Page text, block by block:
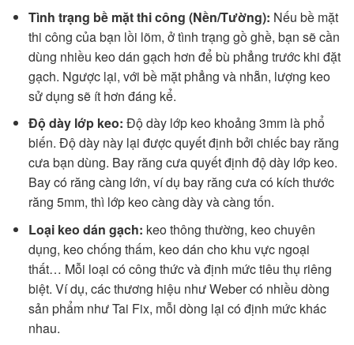
Tình trạng bề mặt thi công (Nền/Tường): Nếu bề mặt
thi công của bạn lồi lõm, ở tình trạng gồ ghề, bạn sẽ cần
dùng nhiều keo dán gạch hơn để bù phẳng trước khi đặt
gạch. Ngược lại, với bề mặt phẳng và nhẵn, lượng keo
sử dụng sẽ ít hơn đáng kể.
Độ dày lớp keo: Độ dày lớp keo khoảng 3mm là phổ
biến. Độ dày này lại được quyết định bởi chiếc bay răng
cưa bạn dùng. Bay răng cưa quyết định độ dày lớp keo.
Bay có răng càng lớn, ví dụ bay răng cưa có kích thước
răng 5mm, thì lớp keo càng dày và càng tốn.
Loại keo dán gạch: keo thông thường, keo chuyên
dụng, keo chống thấm, keo dán cho khu vực ngoại
thất… Mỗi loại có công thức và định mức tiêu thụ riêng
biệt. Ví dụ, các thương hiệu như Weber có nhiều dòng
sản phẩm như Tai Fix, mỗi dòng lại có định mức khác
nhau.